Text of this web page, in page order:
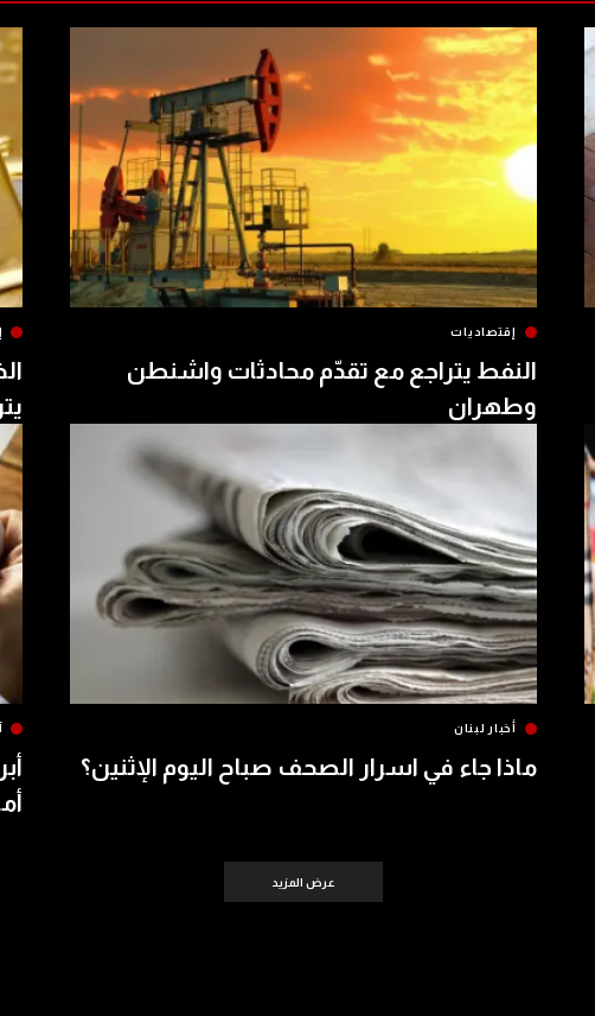
إقتصاديات
النفط يتراجع مع تقدّم محادثات واشنطن
وطهران
أخبار لبنان
ماذا جاء في اسرار الصحف صباح اليوم الإثنين؟
عرض المزيد